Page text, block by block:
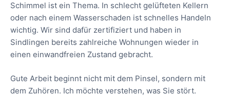
Schimmel ist ein Thema. In schlecht gelüfteten Kellern
oder nach einem Wasserschaden ist schnelles Handeln
wichtig. Wir sind dafür zertifiziert und haben in
Sindlingen bereits zahlreiche Wohnungen wieder in
einen einwandfreien Zustand gebracht.
Gute Arbeit beginnt nicht mit dem Pinsel, sondern mit
dem Zuhören. Ich möchte verstehen, was Sie stört.